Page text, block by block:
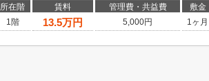
所在階 賃料 管理費・共益費 敷金
1階
13.5万円 5,000円 1ヶ月